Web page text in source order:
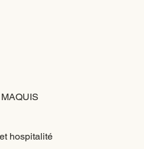
hospitalité